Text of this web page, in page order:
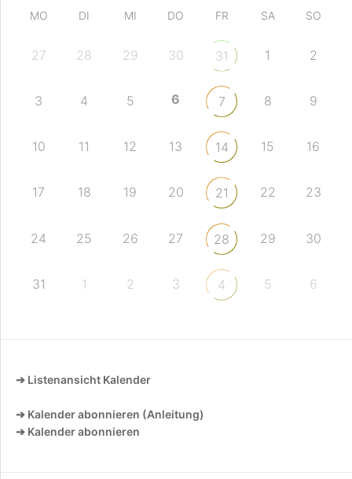
MO DI MI DO FR SA SO
27 28 29 30 31 1 2
3 4 5 6 7 8 9
10 11 12 13 14 15 16
17 18 19 20 21 22 23
24 25 26 27 28 29 30
31 1 2 3 4 5 6
➔ Listenansicht Kalender
➔ Kalender abonnieren (Anleitung)
➔ Kalender abonnieren